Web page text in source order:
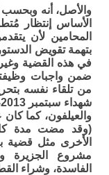
والأصل، أنه وبحسب
الأساس إنتظار
المحامين لأن
بتهمة تقويض
في هذه القضية
ضمن واجبات
من تلقاء نفسه
والعيلفون، كما
(وقد مضت مدة
الأخرى مثل قضية
مشروع الجزيرة
الفاسدة، وشراء